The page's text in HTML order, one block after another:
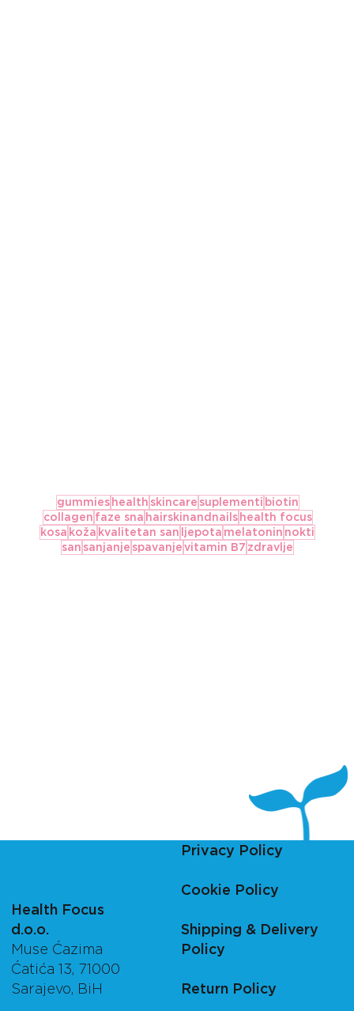
gummies health skincare suplementi biotin
collagen faze sna hairskinandnails health focus
kosa koža kvalitetan san ljepota melatonin nokti
san sanjanje spavanje vitamin B7 zdravlje
Health Focus
d.o.o.
Muse Ćazima
Ćatića 13, 71000
Sarajevo, BiH
Privacy Policy
Cookie Policy
Shipping & Delivery
Policy
Return Policy